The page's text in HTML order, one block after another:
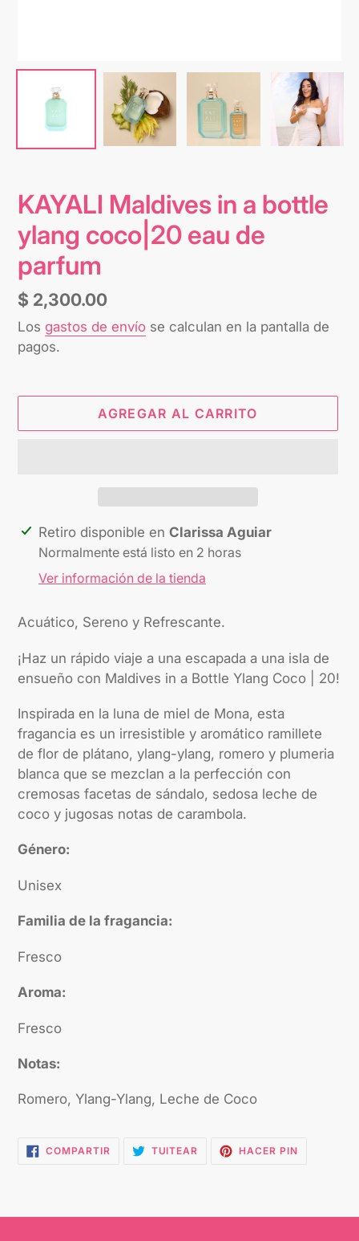
KAYALI Maldives in a bottle
ylang coco|20 eau de
parfum
Precio
habitual
$ 2,300.00
Los gastos de envío se calculan en la pantalla de
pagos.
AGREGAR AL CARRITO
Agregando
producto
carrito
Retiro disponible en Clarissa Aguiar
Normalmente está listo en 2 horas
Ver información de la tienda
Acuático, Sereno y Refrescante.
¡Haz un rápido viaje a una escapada a una isla de
ensueño con Maldives in a Bottle Ylang Coco | 20!
Inspirada en la luna de miel de Mona, esta
fragancia es un irresistible y aromático ramillete
de flor de plátano, ylang-ylang, romero y plumeria
blanca que se mezclan a la perfección con
cremosas facetas de sándalo, sedosa leche de
coco y jugosas notas de carambola.
Género:
Unisex
Familia de la fragancia:
Fresco
Aroma:
Fresco
Notas:
Romero, Ylang-Ylang, Leche de Coco
COMPARTIRCOMPARTIR
EN
TUITEAR TUITEARHACER PINPINEAR
EN